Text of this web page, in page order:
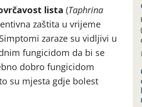
lista (Taphrina
zaštita u vrijeme
zaraze su vidljivi u
fungicidom da bi se
dobro fungicidom
su mjesta gdje bolest